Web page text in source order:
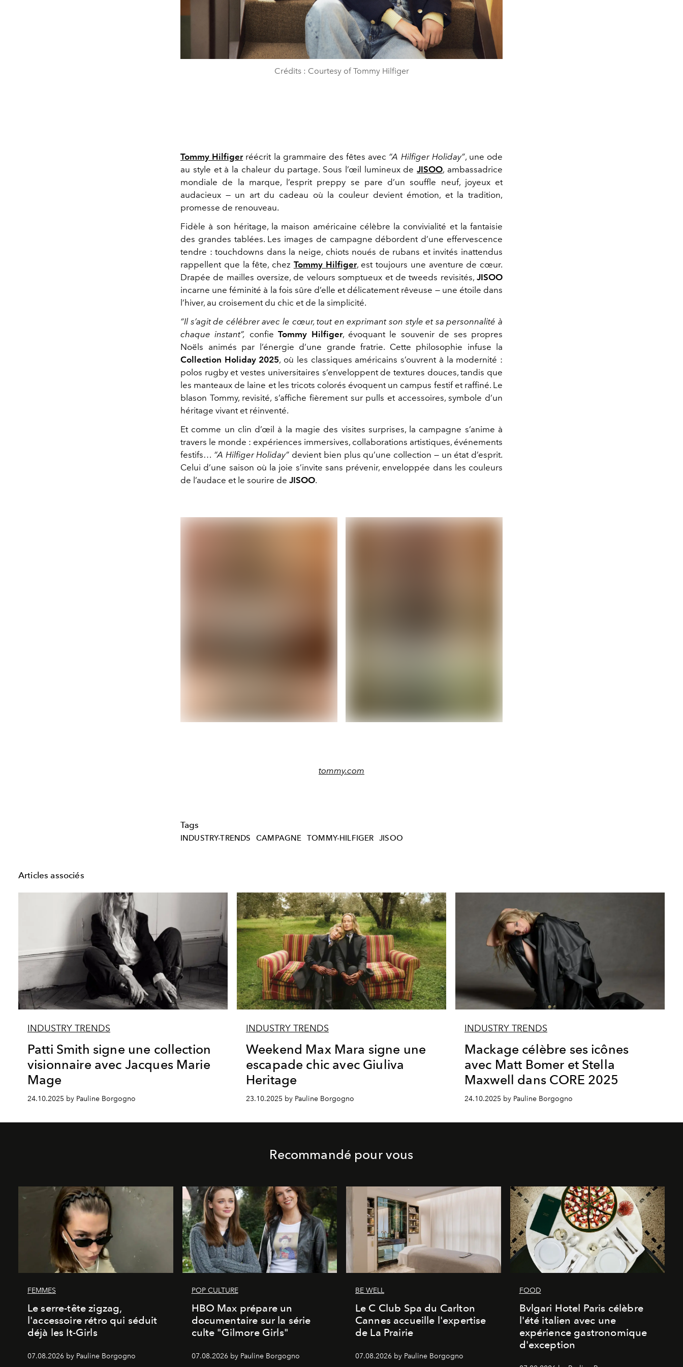
Crédits : Courtesy of Tommy Hilfiger
Tommy Hilfigerréécrit la grammaire des fêtes avec “A Hilfiger Holiday”, une ode
au style et à la chaleur du partage. Sous l’œil lumineux deJISOO, ambassadrice
mondiale de la marque, l’esprit preppy se pare d’un souffle neuf, joyeux et
audacieux — un art du cadeau où la couleur devient émotion, et la tradition,
promesse de renouveau.
Fidèle à son héritage, la maison américaine célèbre la convivialité et la fantaisie
des grandes tablées. Les images de campagne débordent d’une effervescence
tendre : touchdowns dans la neige, chiots noués de rubans et invités inattendus
rappellent que la fête, chez Tommy Hilfiger, est toujours une aventure de cœur.
Drapée de mailles oversize, de velours somptueux et de tweeds revisités, JISOO
incarne une féminité à la fois sûre d’elle et délicatement rêveuse — une étoile dans
l’hiver, au croisement du chic et de la simplicité.
“Il s’agit de célébrer avec le cœur, tout en exprimant son style et sa personnalité à
chaque instant”, confieTommy Hilfiger, évoquant le souvenir de ses propres
Noëls animés par l’énergie d’une grande fratrie. Cette philosophie infuse la
Collection Holiday 2025, où les classiques américains s’ouvrent à la modernité :
polos rugby et vestes universitaires s’enveloppent de textures douces, tandis que
les manteaux de laine et les tricots colorés évoquent un campus festif et raffiné. Le
blason Tommy, revisité, s’affiche fièrement sur pulls et accessoires, symbole d’un
héritage vivant et réinventé.
Et comme un clin d’œil à la magie des visites surprises, la campagne s’anime à
travers le monde : expériences immersives, collaborations artistiques, événements
festifs… “A Hilfiger Holiday” devient bien plus qu’une collection — un état d’esprit.
Celui d’une saison où la joie s’invite sans prévenir, enveloppée dans les couleurs
de l’audace et le sourire de JISOO.
tommy.com
Tags
INDUSTRY-TRENDS CAMPAGNE TOMMY-HILFIGER JISOO
Articles associés
INDUSTRY TRENDS
Patti Smith signe une collection
visionnaire avec Jacques Marie
Mage
24.10.2025 by Pauline Borgogno
INDUSTRY TRENDS
Weekend Max Mara signe une
escapade chic avec Giuliva
Heritage
23.10.2025 by Pauline Borgogno
INDUSTRY TRENDS
Mackage célèbre ses icônes
avec Matt Bomer et Stella
Maxwell dans CORE 2025
24.10.2025 by Pauline Borgogno
Recommandé pour vous
FEMMES
Le serre-tête zigzag,
l'accessoire rétro qui séduit
déjà les It-Girls
07.08.2026 by Pauline Borgogno
POP CULTURE
HBO Max prépare un
documentaire sur la série
culte "Gilmore Girls"
07.08.2026 by Pauline Borgogno
BE WELL
Le C Club Spa du Carlton
Cannes accueille l'expertise
de La Prairie
07.08.2026 by Pauline Borgogno
FOOD
Bvlgari Hotel Paris célèbre
l'été italien avec une
expérience gastronomique
d'exception